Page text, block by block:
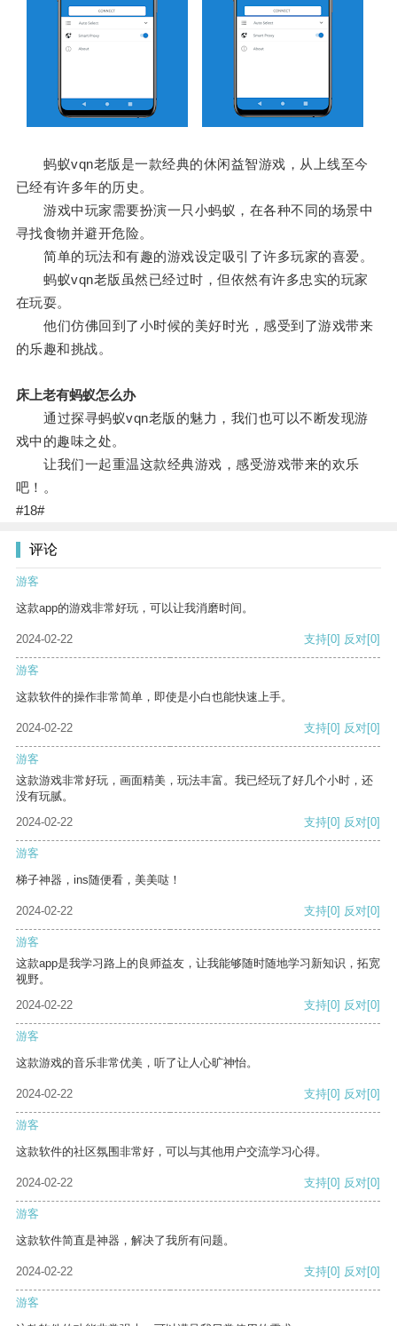
蚂蚁vqn老版是一款经典的休闲益智游戏，从上线至今
已经有许多年的历史。
游戏中玩家需要扮演一只小蚂蚁，在各种不同的场景中
寻找食物并避开危险。
简单的玩法和有趣的游戏设定吸引了许多玩家的喜爱。
蚂蚁vqn老版虽然已经过时，但依然有许多忠实的玩家
在玩耍。
他们仿佛回到了小时候的美好时光，感受到了游戏带来
的乐趣和挑战。
床上老有蚂蚁怎么办
通过探寻蚂蚁vqn老版的魅力，我们也可以不断发现游
戏中的趣味之处。
让我们一起重温这款经典游戏，感受游戏带来的欢乐
吧！。
#18#
评论
游客
这款app的游戏非常好玩，可以让我消磨时间。
2024-02-22 支持[0] 反对[0]
游客
这款软件的操作非常简单，即使是小白也能快速上手。
2024-02-22 支持[0] 反对[0]
游客
这款游戏非常好玩，画面精美，玩法丰富。我已经玩了好几个小时，还
没有玩腻。
2024-02-22
支持[0] 反对[0]
游客
梯子神器，ins随便看，美美哒！
2024-02-22 支持[0] 反对[0]
游客
这款app是我学习路上的良师益友，让我能够随时随地学习新知识，拓宽
视野。
2024-02-22
支持[0] 反对[0]
游客
这款游戏的音乐非常优美，听了让人心旷神怡。
2024-02-22 支持[0] 反对[0]
游客
这款软件的社区氛围非常好，可以与其他用户交流学习心得。
2024-02-22 支持[0] 反对[0]
游客
这款软件简直是神器，解决了我所有问题。
2024-02-22 支持[0] 反对[0]
游客